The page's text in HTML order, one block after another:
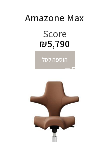
Amazone Max
Score
₪5,790
הוספה לסל